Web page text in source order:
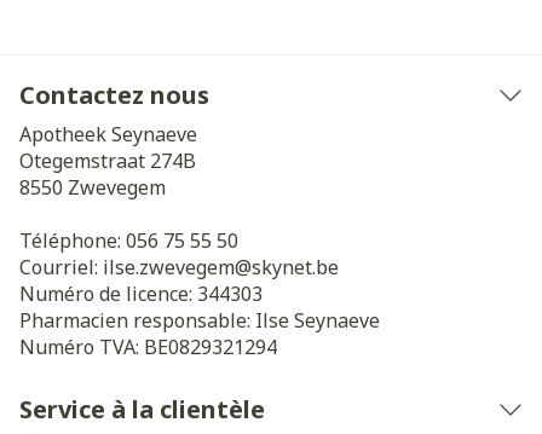
Contactez nous
Apotheek Seynaeve
Otegemstraat 274B
8550 Zwevegem
Téléphone: 056 75 55 50
Courriel: ilse.zwevegem@skynet.be
Numéro de licence: 344303
Pharmacien responsable: Ilse Seynaeve
Numéro TVA: BE0829321294
Service à la clientèle